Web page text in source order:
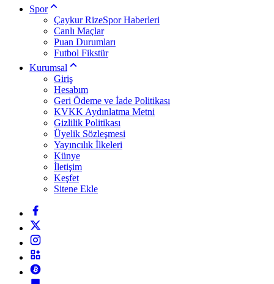
Spor
Çaykur RizeSpor Haberleri
Canlı Maçlar
Puan Durumları
Futbol Fikstür
Kurumsal
Giriş
Hesabım
Geri Ödeme ve İade Politikası
KVKK Aydınlatma Metni
Gizlilik Politikası
Üyelik Sözleşmesi
Yayıncılık İlkeleri
Künye
İletişim
Keşfet
Sitene Ekle